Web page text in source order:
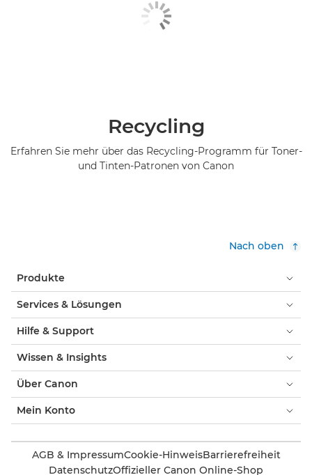
Recycling
Erfahren Sie mehr über das Recycling-Programm für Toner-
und Tinten-Patronen von Canon
Nach oben
Produkte
Services & Lösungen
Hilfe & Support
Wissen & Insights
Über Canon
Mein Konto
AGB & ImpressumCookie-HinweisBarrierefreiheit
DatenschutzOffizieller Canon Online-Shop